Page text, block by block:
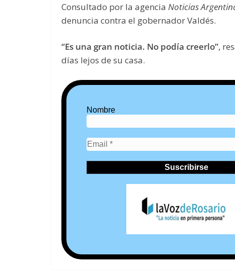
Consultado por la agencia Noticias
denuncia contra el gobernador Valdés.
“Es una gran noticia. No podía creerlo”,
días lejos de su casa.
Nombre